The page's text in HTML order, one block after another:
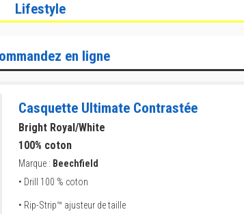
Lifestyle
en ligne
Casquette Ultimate Contrastée
Bright Royal/White
100% coton
Marque : Beechfield
• Drill 100 % coton
• Rip-Strip™ ajusteur de taille